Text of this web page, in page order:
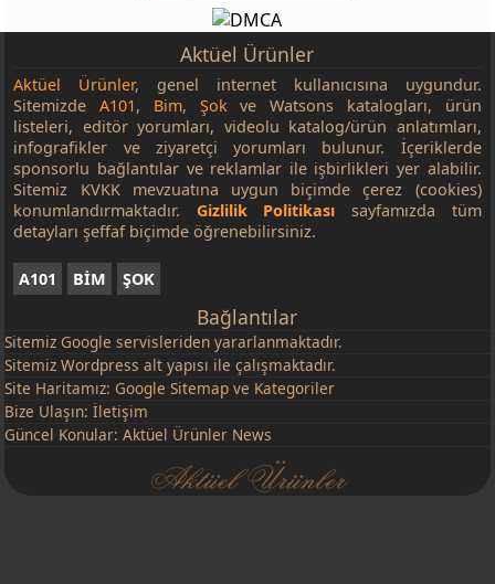
Aktüel Ürünler
Aktüel Ürünler, genel internet kullanıcısına uygundur.
SitemizdeA101, Bim, Şok ve Watsons katalogları, ürün
listeleri, editör yorumları, videolu katalog/ürün anlatımları,
infografikler ve ziyaretçi yorumları bulunur. İçeriklerde
sponsorlu bağlantılar ve reklamlar ile işbirlikleri yer alabilir.
Sitemiz KVKK mevzuatına uygun biçimde çerez (cookies)
konumlandırmaktadır. Gizlilik Politikası sayfamızda tüm
detayları şeffaf biçimde öğrenebilirsiniz.
A101 BİM ŞOK
Bağlantılar
Sitemiz Google servisleriden yararlanmaktadır.
Sitemiz Wordpress alt yapısı ile çalışmaktadır.
Site Haritamız: Google Sitemap ve Kategoriler
Bize Ulaşın:İletişim
Güncel Konular:Aktüel Ürünler News